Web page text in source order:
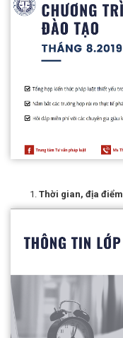
Thời gian, địa điểm